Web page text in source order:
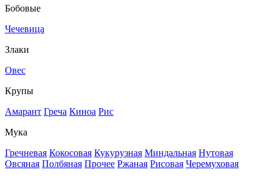
Бобовые
Чечевица
Злаки
Овес
Крупы
Амарант Греча Киноа Рис
Мука
Гречневая Кокосовая Кукурузная Миндальная Нутовая
Овсяная Полбяная Прочее Ржаная Рисовая Черемуховая